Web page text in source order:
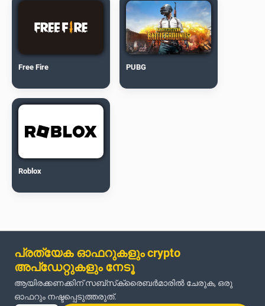
Free Fire PUBG
Roblox
പ്രത്യേക ഓഫറുകളും crypto
അപ്‌ഡേറ്റുകളും നേടൂ
ആയിരക്കണക്കിന് സബ്‌സ്‌ക്രൈബർമാരിൽ ചേരുക, ഒരു
ഓഫറും നഷ്ടപ്പെടുത്തരുത്.